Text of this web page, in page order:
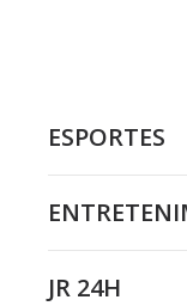
ESPORTES
JR 24H